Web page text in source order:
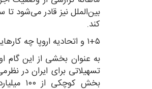
بین‌الملل نیز قادر می‌شود تا
کند.
۱+۵ و اتحادیه اروپا چه کارهایی باید انجام دهند
بخش